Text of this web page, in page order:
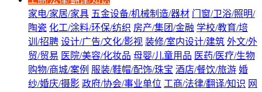
家电/家居/家具 五金设备/机械制造/器材 门窗/卫浴/照明/
陶瓷 化工/涂料/环保/纺织 房产/集团/金融 学校/教育/培
训/招聘 设计/广告/文化/影视 装修/室内设计/建筑 外文/外
贸/贸易 医院/美容/化妆品 母婴/儿童用品 医药/医疗/生物
购物/商城/案例 服装/鞋帽/配饰/珠宝 酒店/餐饮/旅游 婚
纱/婚庆/摄影 政府/协会/事业单位 工商/法律/翻译/知识 网